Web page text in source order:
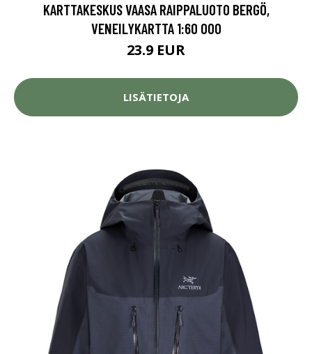
KARTTAKESKUS VAASA RAIPPALUOTO BERGÖ,
VENEILYKARTTA 1:60 000
23.9 EUR
LISÄTIETOJA